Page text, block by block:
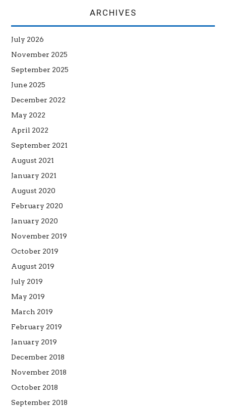
ARCHIVES
July 2026
November 2025
September 2025
June 2025
December 2022
May 2022
April 2022
September 2021
August 2021
January 2021
August 2020
February 2020
January 2020
November 2019
October 2019
August 2019
July 2019
May 2019
March 2019
February 2019
January 2019
December 2018
November 2018
October 2018
September 2018